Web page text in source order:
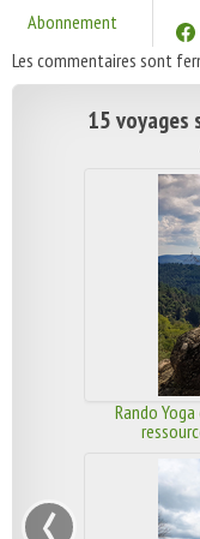
Abonnement
Les commentaires sont
15 voyages
Rando